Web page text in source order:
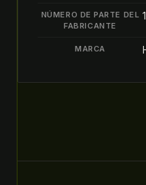
NÚMERO DE PARTE DEL
FABRICANTE
MARCA